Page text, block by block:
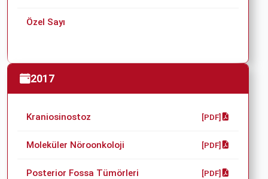
Özel Sayı
2017
Kraniosinostoz [PDF]
Moleküler Nöroonkoloji [PDF]
Posterior Fossa Tümörleri [PDF]